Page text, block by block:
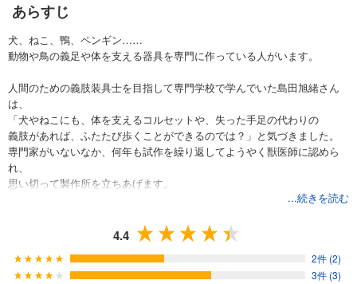
あらすじ
犬、ねこ、鴨、ペンギン……
動物や鳥の義足や体を支える器具を専門に作っている人がいます。
人間のための義肢装具士を目指して専門学校で学んでいた島田旭緒さん
は、
「犬やねこにも、体を支えるコルセットや、失った手足の代わりの
義肢があれば、ふたたび歩くことができるのでは？」と気づきました。
専門家がいないなか、何年も試作を繰り返してようやく獣医師に認めら
れ、
思い切って製作所を立ちあげます。
出会った動物たちには、それぞれのドラマがあります。
島田さんは、どんな活動をしてきたのでしょう？
...続きを読む
4.4
2件 (2)
3件 (3)